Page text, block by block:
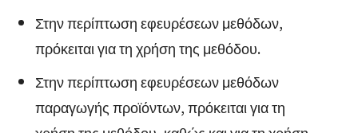
Στην περίπτωση εφευρέσεων μεθόδων,
πρόκειται για τη χρήση της μεθόδου.
Στην περίπτωση εφευρέσεων μεθόδων
παραγωγής προϊόντων, πρόκειται για τη